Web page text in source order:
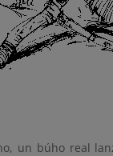
un búho real